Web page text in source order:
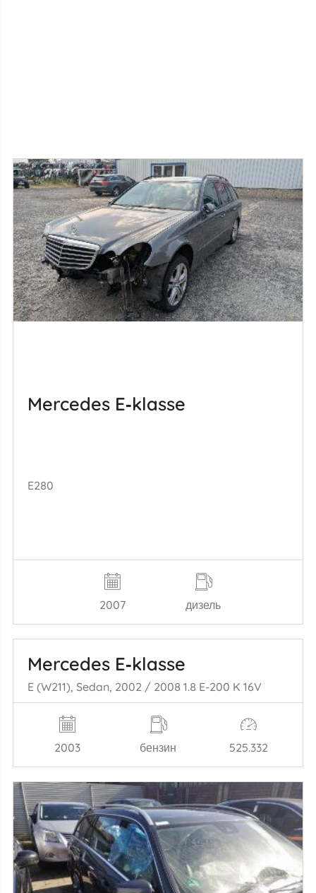
Mercedes E‑klasse
E280
2007 дизель
Mercedes E‑klasse
E (W211), Sedan, 2002 / 2008 1.8 E-200 K 16V
2003 бензин 525.332